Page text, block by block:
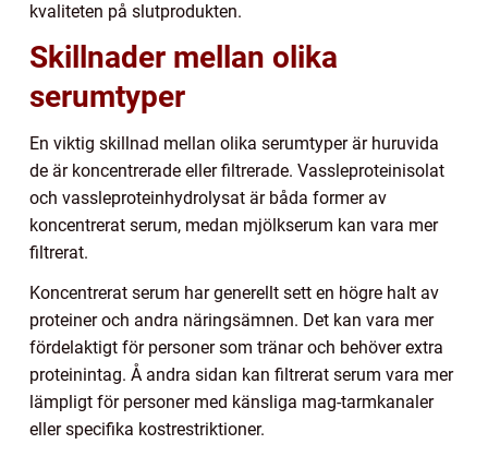
kvaliteten på slutprodukten.
Skillnader mellan olika
serumtyper
En viktig skillnad mellan olika serumtyper är huruvida
de är koncentrerade eller filtrerade. Vassleproteinisolat
och vassleproteinhydrolysat är båda former av
koncentrerat serum, medan mjölkserum kan vara mer
filtrerat.
Koncentrerat serum har generellt sett en högre halt av
proteiner och andra näringsämnen. Det kan vara mer
fördelaktigt för personer som tränar och behöver extra
proteinintag. Å andra sidan kan filtrerat serum vara mer
lämpligt för personer med känsliga mag-tarmkanaler
eller specifika kostrestriktioner.